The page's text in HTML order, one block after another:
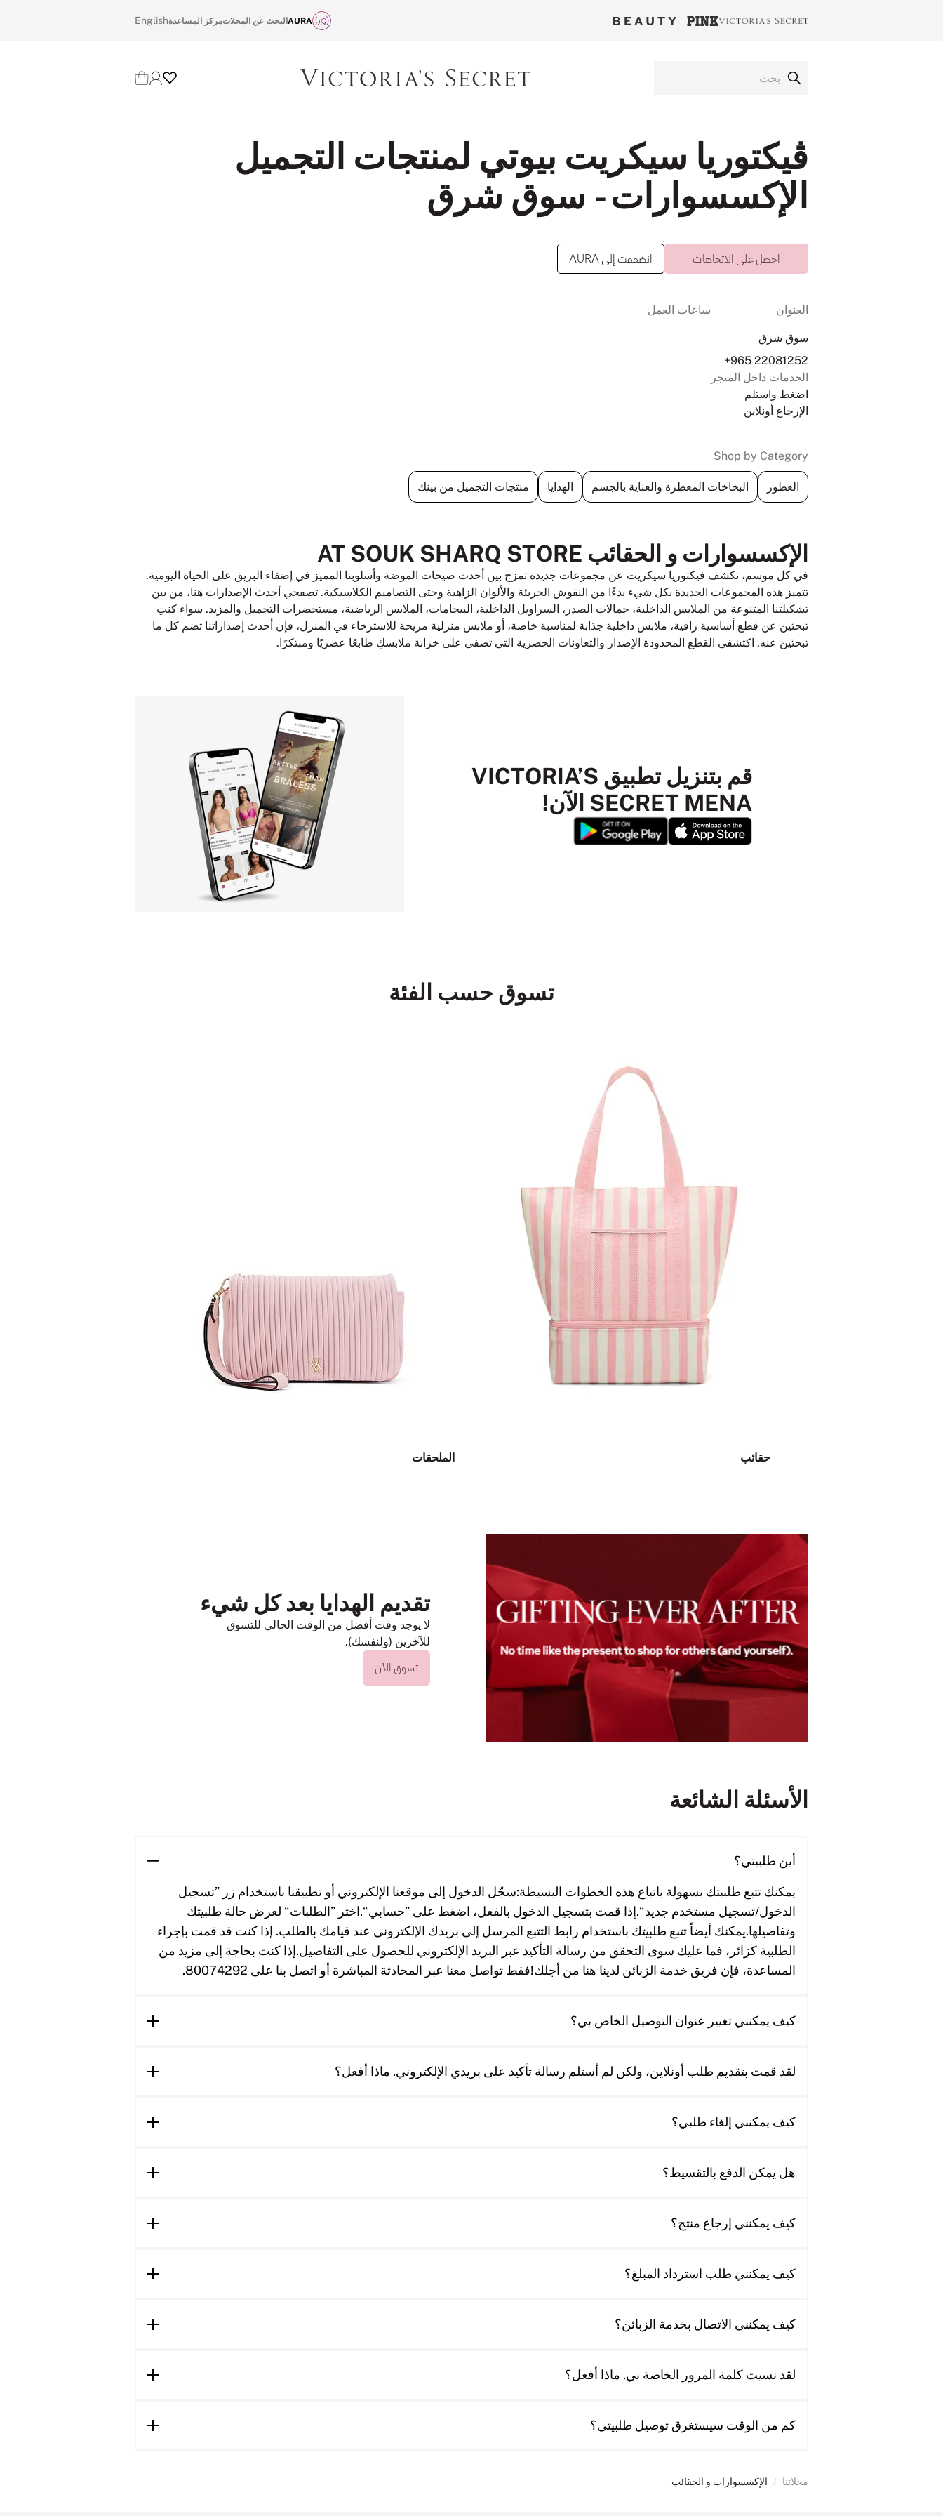
AURAالبحث عن المحلاتمركز المساعدةEnglish
ڤيكتوريا سيكريت بيوتي لمنتجات التجميل
الإكسسوارات - سوق شرق
احصل على الاتجاهات انضممت إلى AURA
العنوان
سوق شرق
+965 22081252
الخدمات داخل المتجر
اضغط واستلم
الإرجاع أونلاين
ساعات العمل
Shop by Category
العطور البخاخات المعطرة والعناية بالجسم الهدايا منتجات التجميل من بينك
الإكسسوارات و الحقائب AT SOUK SHARQ STORE
في كل موسم، تكشف فيكتوريا سيكريت عن مجموعات جديدة تمزج بين أحدث صيحات الموضة وأسلوبنا المميز في إضفاء البريق على الحياة اليومية.
تتميز هذه المجموعات الجديدة بكل شيء بدءًا من النقوش الجريئة والألوان الزاهية وحتى التصاميم الكلاسيكية. تصفحي أحدث الإصدارات هنا، من بين
تشكيلتنا المتنوعة من الملابس الداخلية، حمالات الصدر، السراويل الداخلية، البيجامات، الملابس الرياضية، مستحضرات التجميل والمزيد. سواء كنتِ
تبحثين عن قطع أساسية راقية، ملابس داخلية جذابة لمناسبة خاصة، أو ملابس منزلية مريحة للاسترخاء في المنزل، فإن أحدث إصداراتنا تضم كل ما
تبحثين عنه. اكتشفي القطع المحدودة الإصدار والتعاونات الحصرية التي تضفي على خزانة ملابسكِ طابعًا عصريًا ومبتكرًا.
قم بتنزيل تطبيق VICTORIA’S
SECRET MENA الآن!
تسوق حسب الفئة
حقائب الملحقات
تقديم الهدايا بعد كل شيء
لا يوجد وقت أفضل من الوقت الحالي للتسوق
للآخرين (ولنفسك).
تسوق الآن
الأسئلة الشائعة
أين طلبيتي؟
يمكنك تتبع طلبيتك بسهولة باتباع هذه الخطوات البسيطة:سجّل الدخول إلى موقعنا الإلكتروني أو تطبيقنا باستخدام زر ”تسجيل
الدخول/تسجيل مستخدم جديد“.إذا قمت بتسجيل الدخول بالفعل، اضغط على ”حسابي“.اختر ”الطلبات“ لعرض حالة طلبيتك
وتفاصيلها.يمكنك أيضاً تتبع طلبيتك باستخدام رابط التتبع المرسل إلى بريدك الإلكتروني عند قيامك بالطلب. إذا كنت قد قمت بإجراء
الطلبية كزائر، فما عليك سوى التحقق من رسالة التأكيد عبر البريد الإلكتروني للحصول على التفاصيل.إذا كنت بحاجة إلى مزيد من
المساعدة، فإن فريق خدمة الزبائن لدينا هنا من أجلك!فقط تواصل معنا عبر المحادثة المباشرة أو اتصل بنا على 80074292.
كيف يمكنني تغيير عنوان التوصيل الخاص بي؟
لقد قمت بتقديم طلب أونلاين، ولكن لم أستلم رسالة تأكيد على بريدي الإلكتروني. ماذا أفعل؟
كيف يمكنني إلغاء طلبي؟
هل يمكن الدفع بالتقسيط؟
كيف يمكنني إرجاع منتج؟
كيف يمكنني طلب استرداد المبلغ؟
كيف يمكنني الاتصال بخدمة الزبائن؟
لقد نسيت كلمة المرور الخاصة بي. ماذا أفعل؟
كم من الوقت سيستغرق توصيل طلبيتي؟
محلاتنا / الإكسسوارات و الحقائب